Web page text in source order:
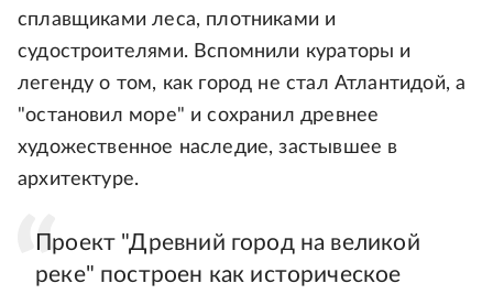
сплавщиками леса, плотниками и
судостроителями. Вспомнили кураторы и
легенду о том, как город не стал Атлантидой, а
"остановил море" и сохранил древнее
художественное наследие, застывшее в
архитектуре.
Проект "Древний город на великой
реке" построен как историческое